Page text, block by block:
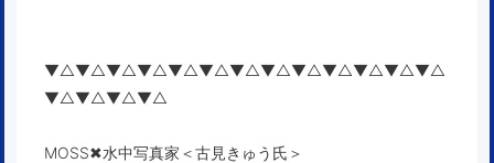
▼△▼△▼△▼△▼△▼△▼△▼△▼△▼△▼△▼△▼△
▼△▼△▼△▼△
MOSS✖︎水中写真家＜古見きゅう氏＞